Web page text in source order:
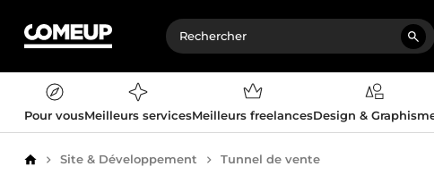
Pour vousMeilleurs servicesMeilleurs freelancesDesign &
AccueilSite & Développement Tunnel de vente